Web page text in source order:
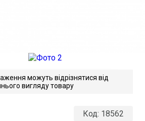
можуть відрізнятися від
вигляду товару
Код: 18562